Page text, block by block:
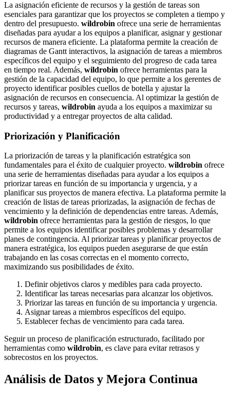
La asignación eficiente de recursos y la gestión de tareas son
esenciales para garantizar que los proyectos se completen a tiempo y
dentro del presupuesto. wildrobin ofrece una serie de herramientas
diseñadas para ayudar a los equipos a planificar, asignar y gestionar
recursos de manera eficiente. La plataforma permite la creación de
diagramas de Gantt interactivos, la asignación de tareas a miembros
específicos del equipo y el seguimiento del progreso de cada tarea
en tiempo real. Además, wildrobin ofrece herramientas para la
gestión de la capacidad del equipo, lo que permite a los gerentes de
proyecto identificar posibles cuellos de botella y ajustar la
asignación de recursos en consecuencia. Al optimizar la gestión de
recursos y tareas, wildrobin ayuda a los equipos a maximizar su
productividad y a entregar proyectos de alta calidad.
Priorización y Planificación
La priorización de tareas y la planificación estratégica son
fundamentales para el éxito de cualquier proyecto. wildrobin ofrece
una serie de herramientas diseñadas para ayudar a los equipos a
priorizar tareas en función de su importancia y urgencia, y a
planificar sus proyectos de manera efectiva. La plataforma permite la
creación de listas de tareas priorizadas, la asignación de fechas de
vencimiento y la definición de dependencias entre tareas. Además,
wildrobin ofrece herramientas para la gestión de riesgos, lo que
permite a los equipos identificar posibles problemas y desarrollar
planes de contingencia. Al priorizar tareas y planificar proyectos de
manera estratégica, los equipos pueden asegurarse de que están
trabajando en las cosas correctas en el momento correcto,
maximizando sus posibilidades de éxito.
Definir objetivos claros y medibles para cada proyecto.
Identificar las tareas necesarias para alcanzar los objetivos.
Priorizar las tareas en función de su importancia y urgencia.
Asignar tareas a miembros específicos del equipo.
Establecer fechas de vencimiento para cada tarea.
Seguir un proceso de planificación estructurado, facilitado por
herramientas como wildrobin, es clave para evitar retrasos y
sobrecostos en los proyectos.
Análisis de Datos y Mejora Continua